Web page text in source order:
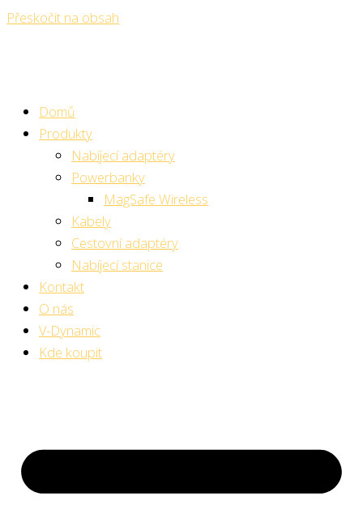
Přeskočit na obsah
Domů
Produkty
Nabíjecí adaptéry
Powerbanky
MagSafe Wireless
Kabely
Cestovní adaptéry
Nabíjecí stanice
Kontakt
O nás
V-Dynamic
Kde koupit